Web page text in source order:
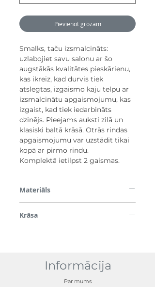
Pievienot grozam
Smalks, taču izsmalcināts:
uzlabojiet savu salonu ar šo
augstākās kvalitātes pieskārienu,
kas ikreiz, kad durvis tiek
atslēgtas, izgaismo kāju telpu ar
izsmalcinātu apgaismojumu, kas
izgaist, kad tiek iedarbināts
dzinējs. Pieejams auksti zilā un
klasiski baltā krāsā. Otrās rindas
apgaismojumu var uzstādīt tikai
kopā ar pirmo rindu.
Komplektā ietilpst 2 gaismas.
Materiāls
Krāsa
Informācija
Par mums